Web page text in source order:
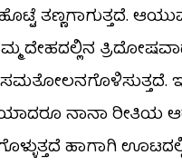
ತಣ್ಣಗಾಗುತ್ತದೆ.
ದೇಹದಲ್ಲಿನ
ಸಮತೋಲನಗೊಳಿಸುತ್ತದೆ.
ನಾನಾ ರೀತಿಯ
ಹಾಗಾಗಿ